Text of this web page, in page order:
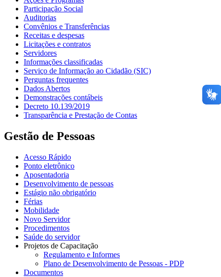
Participação Social
Auditorias
Convênios e Transferências
Receitas e despesas
Licitações e contratos
Servidores
Informações classificadas
Serviço de Informação ao Cidadão (SIC)
Perguntas frequentes
Dados Abertos
Demonstrações contábeis
Decreto 10.139/2019
Transparência e Prestação de Contas
Gestão de Pessoas
Acesso Rápido
Ponto eletrônico
Aposentadoria
Desenvolvimento de pessoas
Estágio não obrigatório
Férias
Mobilidade
Novo Servidor
Procedimentos
Saúde do servidor
Projetos de Capacitação
Regulamento e Informes
Plano de Desenvolvimento de Pessoas - PDP
Documentos